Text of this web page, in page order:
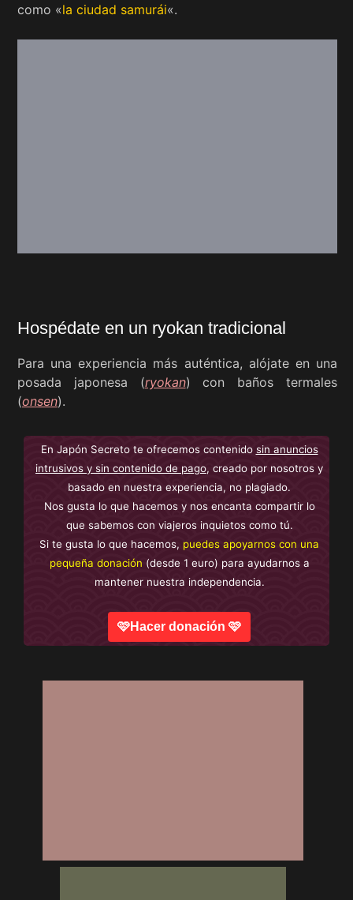
como «la ciudad samurái«.
Hospédate en un ryokan tradicional
Para una experiencia más auténtica, alójate en una
posada japonesa (ryokan) con baños termales
(onsen).
En Japón Secreto te ofrecemos contenido sin anuncios
intrusivos y sin contenido de pago, creado por nosotros y
basado en nuestra experiencia, no plagiado.
Nos gusta lo que hacemos y nos encanta compartir lo
que sabemos con viajeros inquietos como tú.
Si te gusta lo que hacemos, puedes apoyarnos con una
pequeña donación (desde 1 euro) para ayudarnos a
mantener nuestra independencia.
🩷Hacer donación 🩷